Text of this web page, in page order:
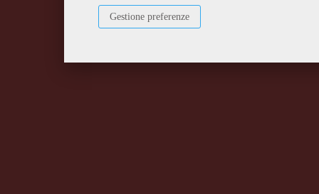
Gestione preferenze